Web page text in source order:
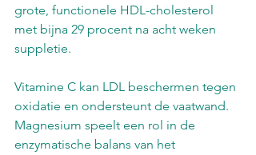
grote, functionele HDL-cholesterol
met bijna 29 procent na acht weken
suppletie.
Vitamine C kan LDL beschermen tegen
oxidatie en ondersteunt de vaatwand.
Magnesium speelt een rol in de
enzymatische balans van het